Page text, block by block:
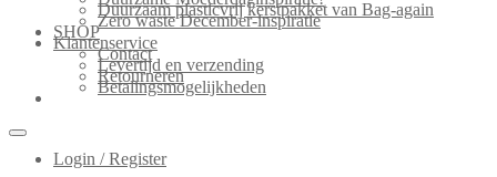
Duurzaam plasticvrij kerstpakket van Bag-again
Zero waste December-inspiratie
SHOP
Klantenservice
Contact
Levertijd en verzending
Retourneren
Betalingsmogelijkheden
Login / Register